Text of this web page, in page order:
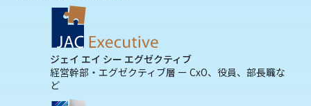
ジェイ エイ シー エグゼクティブ
経営幹部・エグゼクティブ層 ー CxO、役員、部長職な
ど